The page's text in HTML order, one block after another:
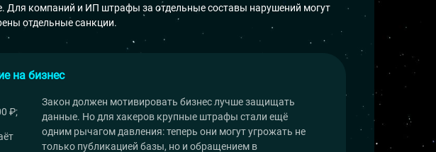
Для компаний и ИП штрафы за отдельные составы нарушений могут
отдельные санкции.
на бизнес
₽;
Закон должен мотивировать бизнес лучше защищать
данные. Но для хакеров крупные штрафы стали ещё
одним рычагом давления: теперь они могут угрожать не
только публикацией базы, но и обращением в